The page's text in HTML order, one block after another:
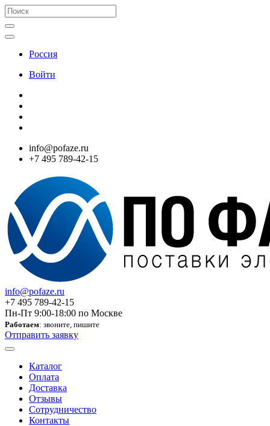
Россия
Войти
info@pofaze.ru
+7 495 789-42-15
info@pofaze.ru
+7 495 789-42-15
Пн-Пт 9:00-18:00 по Москве
Работаем: звоните, пишите
Отправить заявку
Каталог
Оплата
Доставка
Отзывы
Сотрудничество
Контакты